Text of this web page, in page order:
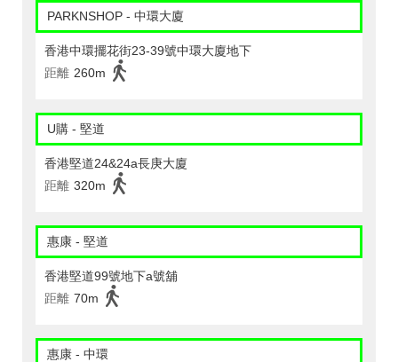
PARKNSHOP - 中環大廈
香港中環擺花街23-39號中環大廈地下
距離 260m
U購 - 堅道
香港堅道24&24a長庚大廈
距離 320m
惠康 - 堅道
香港堅道99號地下a號舖
距離 70m
惠康 - 中環